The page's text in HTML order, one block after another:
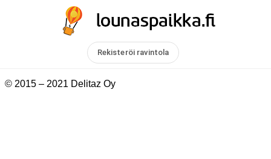
Rekisteröi ravintola
© 2015 – 2021 Delitaz Oy